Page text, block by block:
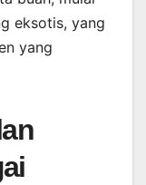
eksotis, yang
yang